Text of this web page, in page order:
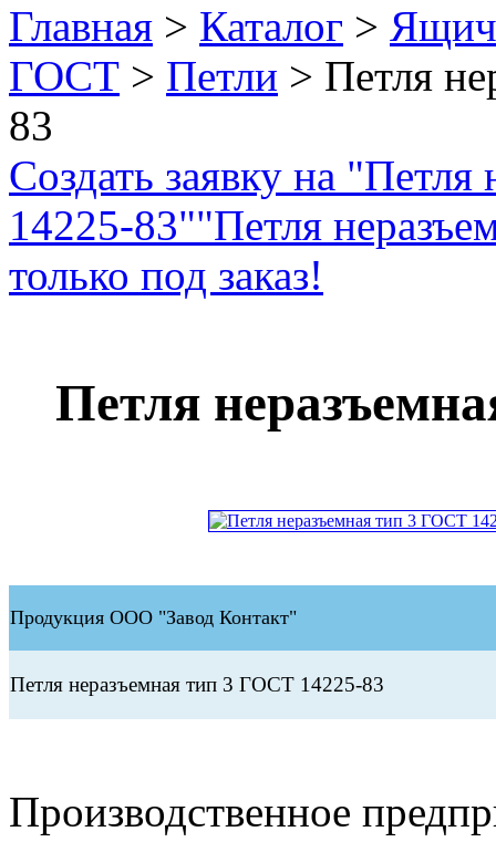
Главная > Каталог >
ГОСТ > Петли > Петля
83
Создать заявку на
14225-83""Петля
только под заказ!
Петля
Продукция ООО "Завод Контакт"
Петля неразъемная тип 3 ГОСТ 14225-83
Производственное